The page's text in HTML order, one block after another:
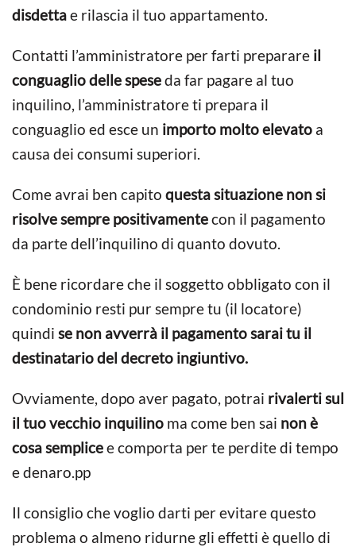
disdettae rilascia il tuo appartamento.
Contatti l’amministratore per farti preparare il
conguaglio delle speseda far pagare al tuo
inquilino, l’amministratore ti prepara il
conguaglio ed esce un importo molto elevato a
causa dei consumi superiori.
Come avrai ben capito questa situazione non si
risolve sempre positivamentecon il pagamento
da parte dell’inquilino di quanto dovuto.
È bene ricordare che il soggetto obbligato con il
condominio resti pur sempre tu (il locatore)
quindi se non avverrà il pagamento sarai tu il
destinatario del decreto ingiuntivo.
Ovviamente, dopo aver pagato, potrai rivalerti sul
il tuo vecchio inquilino ma come ben sai non è
cosa semplicee comporta per te perdite di tempo
e denaro.pp
Il consiglio che voglio darti per evitare questo
problema o almeno ridurne gli effetti è quello di